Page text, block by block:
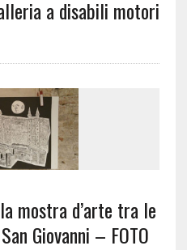
a disabili motori
mostra d’arte tra le
Giovanni – FOTO